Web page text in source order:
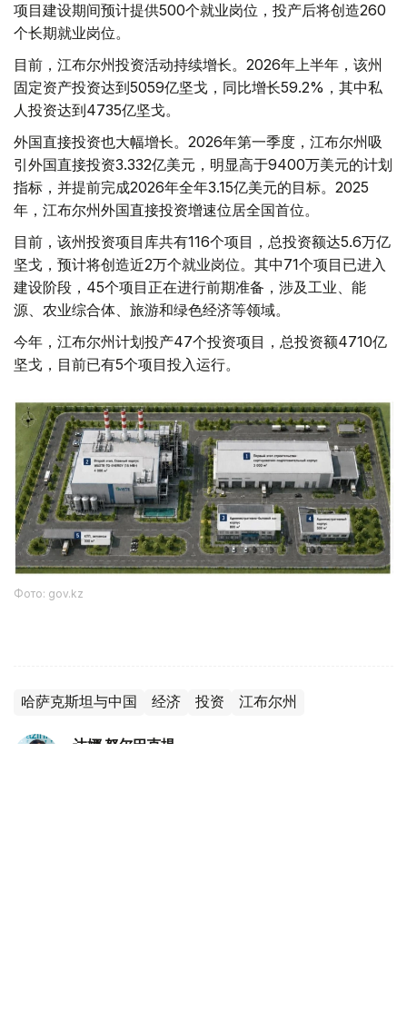
项目建设期间预计提供500个就业岗位，投产后将创造260
个长期就业岗位。
目前，江布尔州投资活动持续增长。2026年上半年，该州
固定资产投资达到5059亿坚戈，同比增长59.2%，其中私
人投资达到4735亿坚戈。
外国直接投资也大幅增长。2026年第一季度，江布尔州吸
引外国直接投资3.332亿美元，明显高于9400万美元的计划
指标，并提前完成2026年全年3.15亿美元的目标。2025
年，江布尔州外国直接投资增速位居全国首位。
目前，该州投资项目库共有116个项目，总投资额达5.6万亿
坚戈，预计将创造近2万个就业岗位。其中71个项目已进入
建设阶段，45个项目正在进行前期准备，涉及工业、能
源、农业综合体、旅游和绿色经济等领域。
今年，江布尔州计划投产47个投资项目，总投资额4710亿
坚戈，目前已有5个项目投入运行。
Фото: gov.kz
哈萨克斯坦与中国 经济 投资 江布尔州
达娜 努尔巴克提